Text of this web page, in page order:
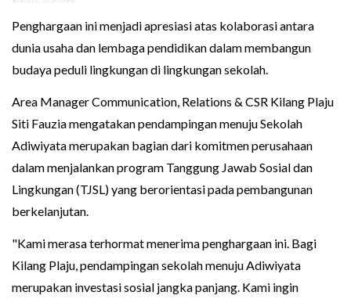
Penghargaan ini menjadi apresiasi atas kolaborasi antara
dunia usaha dan lembaga pendidikan dalam membangun
budaya peduli lingkungan di lingkungan sekolah.
Area Manager Communication, Relations & CSR Kilang Plaju
Siti Fauzia mengatakan pendampingan menuju Sekolah
Adiwiyata merupakan bagian dari komitmen perusahaan
dalam menjalankan program Tanggung Jawab Sosial dan
Lingkungan (TJSL) yang berorientasi pada pembangunan
berkelanjutan.
"Kami merasa terhormat menerima penghargaan ini. Bagi
Kilang Plaju, pendampingan sekolah menuju Adiwiyata
merupakan investasi sosial jangka panjang. Kami ingin